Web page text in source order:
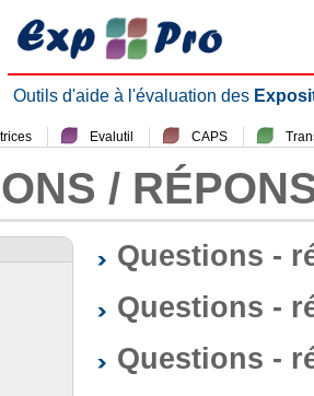
Outils d'aide à l'évaluation des
Evalutil CAPS
/
Questions -
Questions -
Questions -